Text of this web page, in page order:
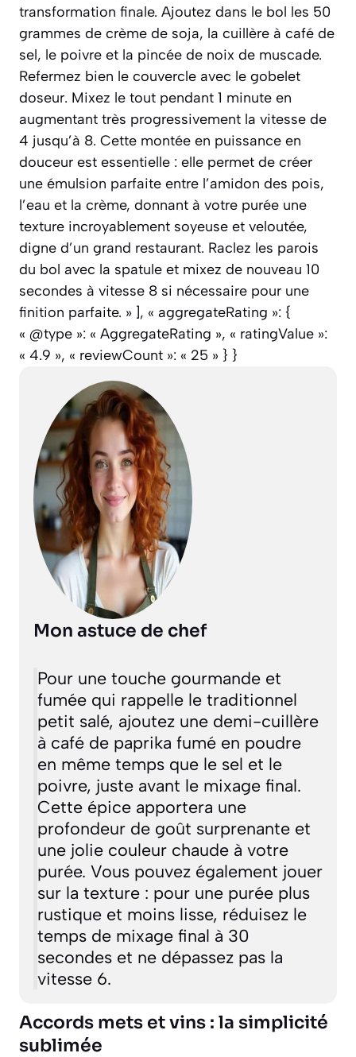
transformation finale. Ajoutez dans le bol les 50
grammes de crème de soja, la cuillère à café de
sel, le poivre et la pincée de noix de muscade.
Refermez bien le couvercle avec le gobelet
doseur. Mixez le tout pendant 1 minute en
augmentant très progressivement la vitesse de
4 jusqu’à 8. Cette montée en puissance en
douceur est essentielle : elle permet de créer
une émulsion parfaite entre l’amidon des pois,
l’eau et la crème, donnant à votre purée une
texture incroyablement soyeuse et veloutée,
digne d’un grand restaurant. Raclez les parois
du bol avec la spatule et mixez de nouveau 10
secondes à vitesse 8 si nécessaire pour une
finition parfaite. » ], « aggregateRating »: {
« @type »: « AggregateRating », « ratingValue »:
« 4.9 », « reviewCount »: « 25 » } }
Mon astuce de chef
Pour une touche gourmande et
fumée qui rappelle le traditionnel
petit salé, ajoutez une demi-cuillère
à café de paprika fumé en poudre
en même temps que le sel et le
poivre, juste avant le mixage final.
Cette épice apportera une
profondeur de goût surprenante et
une jolie couleur chaude à votre
purée. Vous pouvez également jouer
sur la texture : pour une purée plus
rustique et moins lisse, réduisez le
temps de mixage final à 30
secondes et ne dépassez pas la
vitesse 6.
Accords mets et vins : la simplicité
sublimée